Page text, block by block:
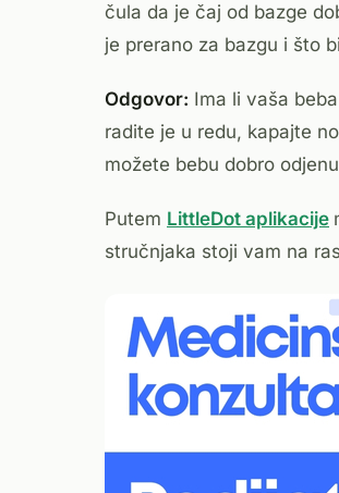
čula da je čaj od bazge
je prerano za bazgu i što
Odgovor: Ima li vaša
radite je u redu, kapajte
možete bebu dobro
Putem LittleDot aplikacije
stručnjaka stoji vam na